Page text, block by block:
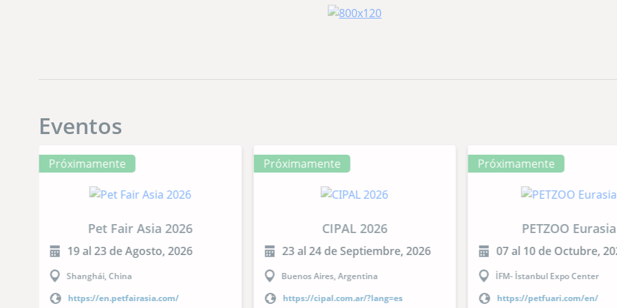
Eventos
Próximamente
Pet Fair Asia 2026
19 al 23 de Agosto, 2026
Shanghái, China
https://en.petfairasia.com/
Próximamente
CIPAL 2026
23 al 24 de Septiembre, 2026
Buenos Aires, Argentina
https://cipal.com.ar/?lang=es
Próximamente
PETZOO Eurasia
07 al 10 de Octubre,
İFM- İstanbul Expo Center
https://petfuari.com/en/